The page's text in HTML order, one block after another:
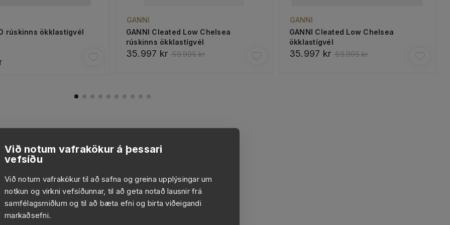
Við notum vafrakökur á þessari
vefsíðu
Við notum vafrakökur til að safna og greina upplýsingar um
notkun og virkni vefsíðunnar, til að geta notað lausnir frá
samfélagsmiðlum og til að bæta efni og birta viðeigandi
markaðsefni.
rúskinns ökklastígvél
GANNI
GANNI Cleated Low Chelsea
rúskinns ökklastígvél
35.997 kr 59.995 kr
GANNI
GANNI Cleated Low Chelsea
ökklastígvél
35.997 kr 59.995 kr